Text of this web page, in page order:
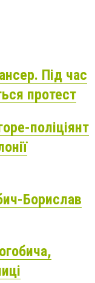
Під час
протест
поліціянт
Борислав